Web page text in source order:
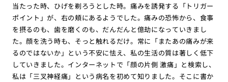
当たった時、ひげを剃ろうとした時。痛みを誘発する「トリガー
ポイント」が、右の頬にあるようでした。痛みの恐怖から、食事
を摂るのも、歯を磨くのも、だんだんと億劫になっていきまし
た。顔を洗う時も、そっと触れるだけ。常に「またあの痛みが来
るのではないか」という不安に怯え、私の生活の質は著しく低下
していきました。インターネットで「顔の片側 激痛」と検索し、
私は「三叉神経痛」という病名を初めて知りました。そこに書か